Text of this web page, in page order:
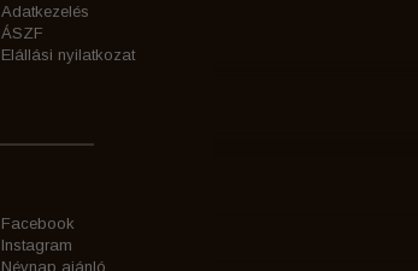
Adatkezelés
ÁSZF
Elállási nyilatkozat
Facebook
Instagram
Névnap ajánló